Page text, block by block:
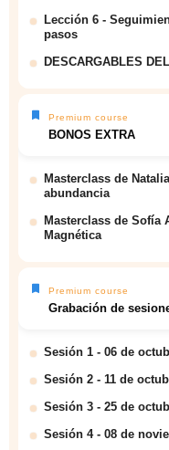
Lección 6 -
pasos
DESCARGABLES
Premium course
BONOS EXTRA
Masterclass de
abundancia
Masterclass de Sofía
Magnética
Premium course
Grabación de
Sesión 1 - 06 de
Sesión 2 - 11 de
Sesión 3 - 25 de
Sesión 4 - 08 de